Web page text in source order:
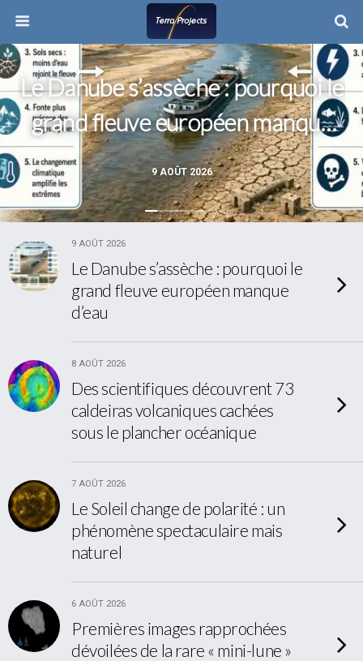
9 AOÛT 2026
Le Danube s’assèche : pourquoi le
grand fleuve européen manque
d’eau
9 AOÛT 2026
Le Danube s’assèche : pourquoi le
grand fleuve européen manque
d’eau
8 AOÛT 2026
Des scientifiques découvrent 73
caldeiras volcaniques cachées
sous le plancher océanique
7 AOÛT 2026
Le Soleil change de polarité : un
phénomène spectaculaire mais
naturel
6 AOÛT 2026
Premières images rapprochées
dévoilées de la rare « mini-lune »